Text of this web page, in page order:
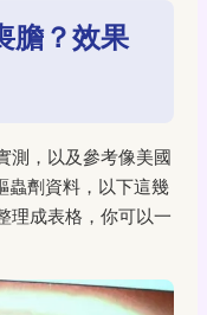
膽？效果
測，以及參考像美國
蟲劑資料，以下這幾
理成表格，你可以一